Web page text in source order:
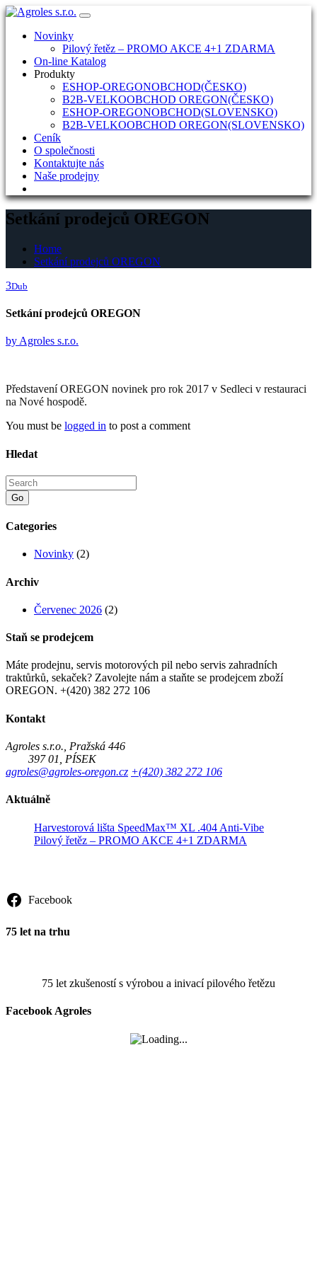
Skip
contentNovinky
Pilový řetěz – PROMO AKCE 4+1 ZDARMA
On-line Katalog
Produkty
ESHOP-OREGONOBCHOD(ČESKO)
B2B-VELKOOBCHOD OREGON(ČESKO)
ESHOP-OREGONOBCHOD(SLOVENSKO)
B2B-VELKOOBCHOD OREGON(SLOVENSKO)
Ceník
O společnosti
Kontaktujte nás
Naše prodejny
Setkání prodejců OREGON
Home
Setkání prodejců OREGON
3Dub
Setkání prodejců OREGON
by Agroles s.r.o.
Představení OREGON novinek pro rok 2017 v Sedleci v restauraci
na Nové hospodě.
You must be logged in to post a comment
Hledat
Go
Categories
Novinky (2)
Archiv
Červenec 2026 (2)
Staň se prodejcem
Máte prodejnu, servis motorových pil nebo servis zahradních
traktůrků, sekaček? Zavolejte nám a staňte se prodejcem zboží
OREGON. +(420) 382 272 106
Kontakt
Agroles s.r.o., Pražská 446
397 01, PÍSEK
agroles@agroles-oregon.cz +(420) 382 272 106
Aktuálně
Harvestorová lišta SpeedMax™ XL .404 Anti-Vibe
Pilový řetěz – PROMO AKCE 4+1 ZDARMA
Facebook
75 let na trhu
75 let zkušeností s výrobou a inivací pilového řetězu
Facebook Agroles